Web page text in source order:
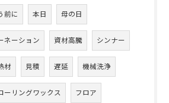
前に 本日 母の日
ネーション 資材高騰 シンナー
材 見積 遅延 機械洗浄
ーリングワックス フロア